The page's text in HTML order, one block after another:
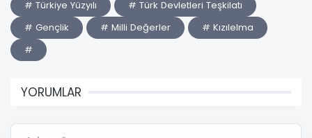
# Türkiye Yüzyılı
# Türk Devletleri Teşkilatı
# Gençlik
# Milli Değerler
# Kızılelma
#
YORUMLAR